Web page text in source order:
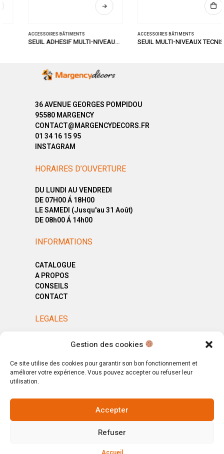
Gestion des cookies
Ce site utilise des cookies pour garantir son bon fonctionnement et
améliorer votre expérience. Vous pouvez accepter ou refuser leur
utilisation.
Accepter
Refuser
ACCESSOIRES BÂTIMENTS
SEUIL ADHESIF MULTI-NIVEAUX INOX 50/93
ACCESSOIRES BÂTIMENTS
SEUIL MULTI-NIVEAUX TECNIS TITIUM 32/93
36 AVENUE GEORGES POMPIDOU
95580 MARGENCY
CONTACT@MARGENCYDECORS.FR
01 34 16 15 95
INSTAGRAM
HORAIRES D’OUVERTURE
DU LUNDI AU VENDREDI
DE 07H00 Á 18H00
LE SAMEDI (Jusqu'au 31 Août)
DE 08h00 Á 14h00
INFORMATIONS
CATALOGUE
A PROPOS
CONSEILS
CONTACT
LEGALES
MENTIONS LÉGALES
CGV
© Copyright 2025. All Rights Reserved.
Votre magasin, votre intérieur.